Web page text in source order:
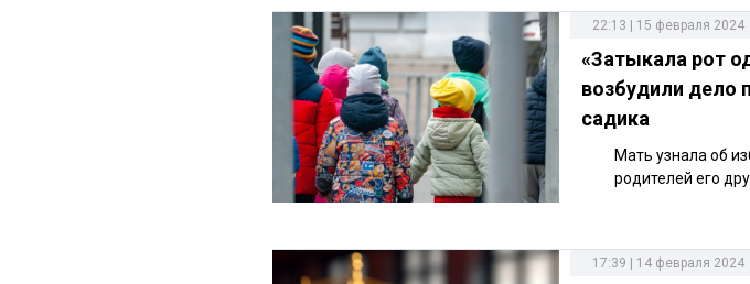
22:13 | 15 февраля 2024
«Затыкала рот
возбудили дело
садика
Мать узнала об
родителей его
17:39 | 14 февраля 2024